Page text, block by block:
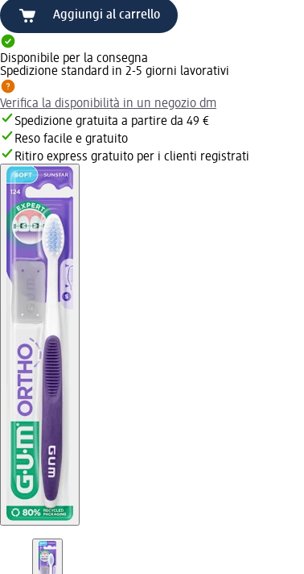
Aggiungi al carrello
Disponibile per la consegna
Spedizione standard in 2-5 giorni lavorativi
Verifica la disponibilità in un negozio dm
Spedizione gratuita a partire da 49 €
Reso facile e gratuito
Ritiro express gratuito per i clienti registrati